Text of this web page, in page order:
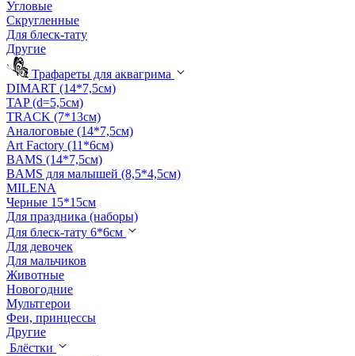
Угловые
Скругленные
Для блеск-тату
Другие
Трафареты для аквагрима
DIMART (14*7,5см)
TAP (d=5,5см)
TRACK (7*13см)
Аналоговые (14*7,5см)
Art Factory (11*6см)
BAMS (14*7,5см)
BAMS для малышей (8,5*4,5см)
MILENA
Черные 15*15см
Для праздника (наборы)
Для блеск-тату 6*6см
Для девочек
Для мальчиков
Животные
Новогодние
Мультгерои
Феи, принцессы
Другие
Блёстки